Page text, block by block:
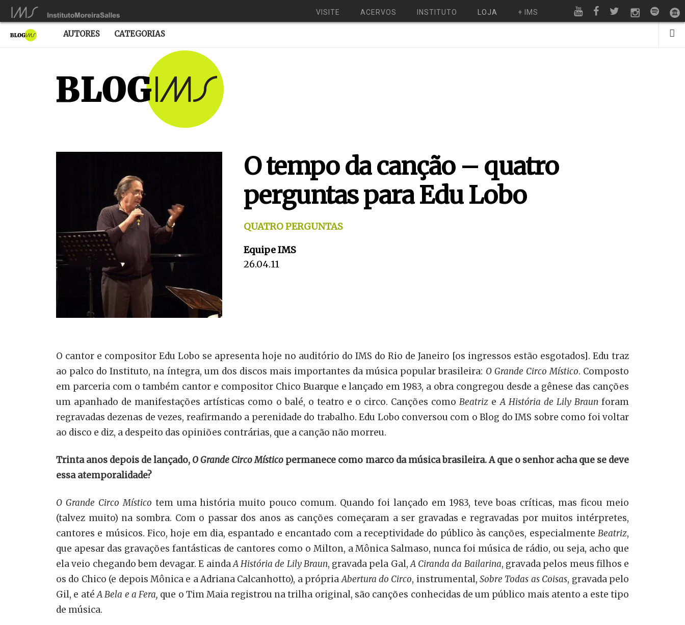
VISITE ACERVOS INSTITUTO LOJA + IMS
AUTORES CATEGORIAS
O tempo da canção – quatro
perguntas para Edu Lobo
QUATRO PERGUNTAS
Equipe IMS
26.04.11
O cantor e compositor Edu Lobo se apresenta hoje no auditório do IMS do Rio de Janeiro [os ingressos estão esgotados]. Edu traz
ao palco do Instituto, na íntegra, um dos discos mais importantes da música popular brasileira: O Grande Circo Místico. Composto
em parceria com o também cantor e compositor Chico Buarque e lançado em 1983, a obra congregou desde a gênese das canções
um apanhado de manifestações artísticas como o balé, o teatro e o circo. Canções comoBeatriz eA História de Lily Braunforam
regravadas dezenas de vezes, reafirmando a perenidade do trabalho. Edu Lobo conversou com o Blog do IMS sobre como foi voltar
ao disco e diz, a despeito das opiniões contrárias, que a canção não morreu.
Trinta anos depois de lançado, O Grande Circo Místico permanece como marco da música brasileira. A que o senhor acha que se deve
essa atemporalidade?
O Grande Circo Místico tem uma história muito pouco comum. Quando foi lançado em 1983, teve boas críticas, mas ficou meio
(talvez muito) na sombra. Com o passar dos anos as canções começaram a ser gravadas e regravadas por muitos intérpretes,
cantores e músicos. Fico, hoje em dia, espantado e encantado com a receptividade do público às canções, especialmente Beatriz,
que apesar das gravações fantásticas de cantores como o Milton, a Mônica Salmaso, nunca foi música de rádio, ou seja, acho que
ela veio chegando bem devagar. E aindaA História de Lily Braun, gravada pela Gal,A Ciranda da Bailarina, gravada pelos meus filhos e
os do Chico (e depois Mônica e a Adriana Calcanhotto), a própriaAbertura do Circo, instrumental,Sobre Todas as Coisas, gravada pelo
Gil, e atéA Bela e a Fera, que o Tim Maia registrou na trilha original, são canções conhecidas de um público mais atento a este tipo
de música.